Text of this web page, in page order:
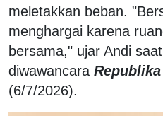
meletakkan beban.
menghargai karena
bersama," ujar Andi saat
diwawancara Republika
(6/7/2026).